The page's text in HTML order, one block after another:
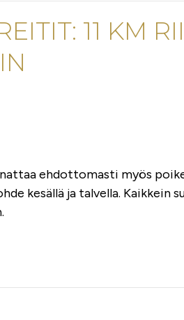
11 KM
ehdottomasti myös
kesällä ja talvella. Kaikkein